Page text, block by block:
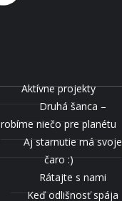
Aktívne projekty
Druhá šanca –
robíme niečo pre planétu
Aj starnutie má svoje
čaro :)
Rátajte s nami
Keď odlišnosť spája